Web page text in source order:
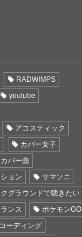
RADWIMPS
youtube
アコスティック
カバー女子
カバー曲
ョン
サマソニ
グラウンドで聴きたい
ンス
ポケモンGO
ーディング